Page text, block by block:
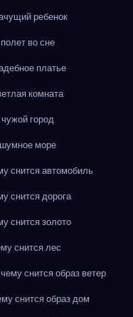
ребенок
во сне
платье
комната
город
море
снится автомобиль
снится дорога
снится золото
снится лес
снится образ ветер
снится образ дом